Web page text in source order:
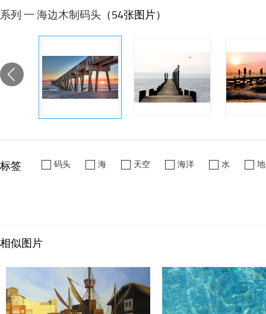
系列 一 海边木制码头 （54张图片）
标签 码头 海 天空 海洋 水
相似图片